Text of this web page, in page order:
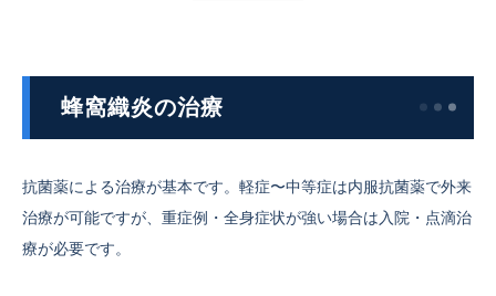
蜂窩織炎の治療
抗菌薬による治療が基本です。軽症〜中等症は内服抗菌薬で外来
治療が可能ですが、重症例・全身症状が強い場合は入院・点滴治
療が必要です。